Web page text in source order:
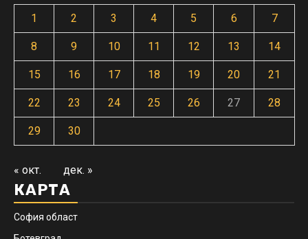
1 2 3 4 5 6 7
8 9 10 11 12 13 14
15 16 17 18 19 20 21
22 23 24 25 26 27 28
29 30
« окт. дек. »
КАРТА
София област